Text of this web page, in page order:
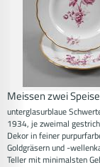
Meissen zwei
unterglasurblaue
1934, je zweimal
Dekor in feiner
Goldgräsern und -
Teller mit minimalsten